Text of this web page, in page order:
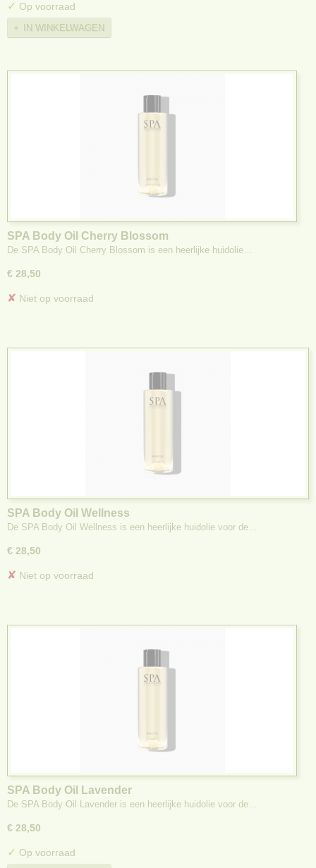
✓ Op voorraad
IN WINKELWAGEN
SPA Body Oil Cherry Blossom
De SPA Body Oil Cherry Blossom is een heerlijke huidolie…
€ 28,50
✘ Niet op voorraad
SPA Body Oil Wellness
De SPA Body Oil Wellness is een heerlijke huidolie voor de…
€ 28,50
✘ Niet op voorraad
SPA Body Oil Lavender
De SPA Body Oil Lavender is een heerlijke huidolie voor de…
€ 28,50
✓ Op voorraad